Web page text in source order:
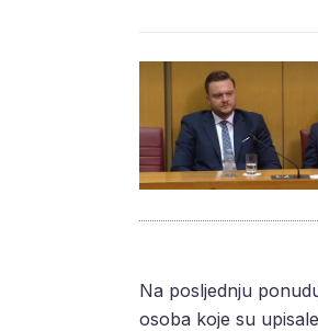
Na posljednju
osoba koje su